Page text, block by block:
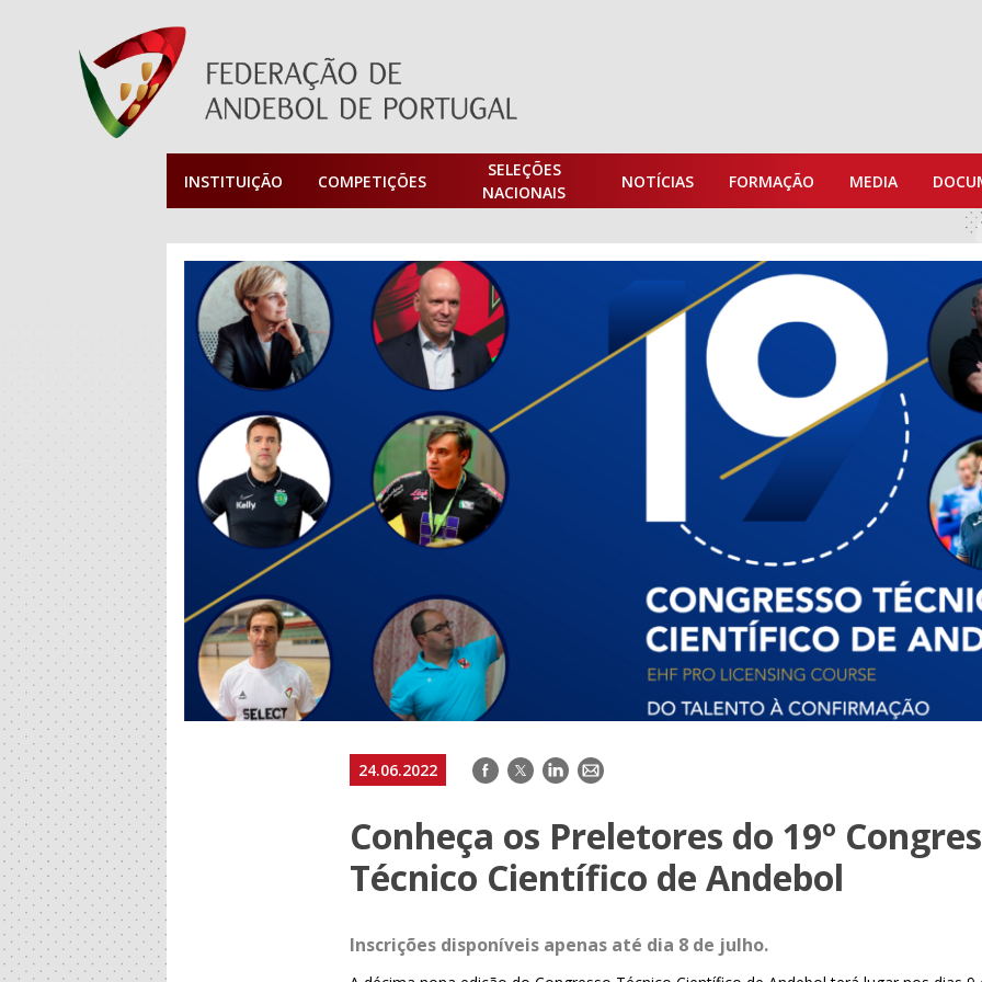
INSTITUIÇÃO COMPETIÇÕES
SELEÇÕES
NACIONAIS
NOTÍCIAS FORMAÇÃO MEDIA
24.06.2022 Facebook
TwitterLinkedIn
E-
Conheça os Preletores do 19º
Técnico Científico de Andebol
Inscrições disponíveis apenas até dia 8 de julho.